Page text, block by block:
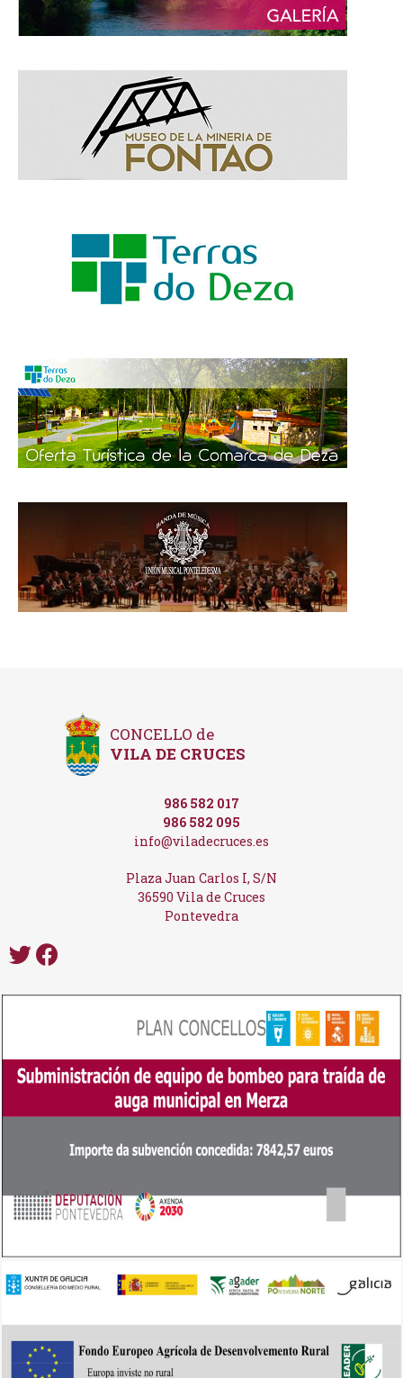
CONCELLO de
VILA DE CRUCES
986 582 017
986 582 095
info@viladecruces.es
Plaza Juan Carlos I, S/N
36590 Vila de Cruces
Pontevedra